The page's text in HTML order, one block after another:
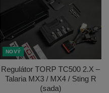
NOVÝ
Regulátor TORP TC500 2.X –
Talaria MX3 / MX4 / Sting R
(sada)